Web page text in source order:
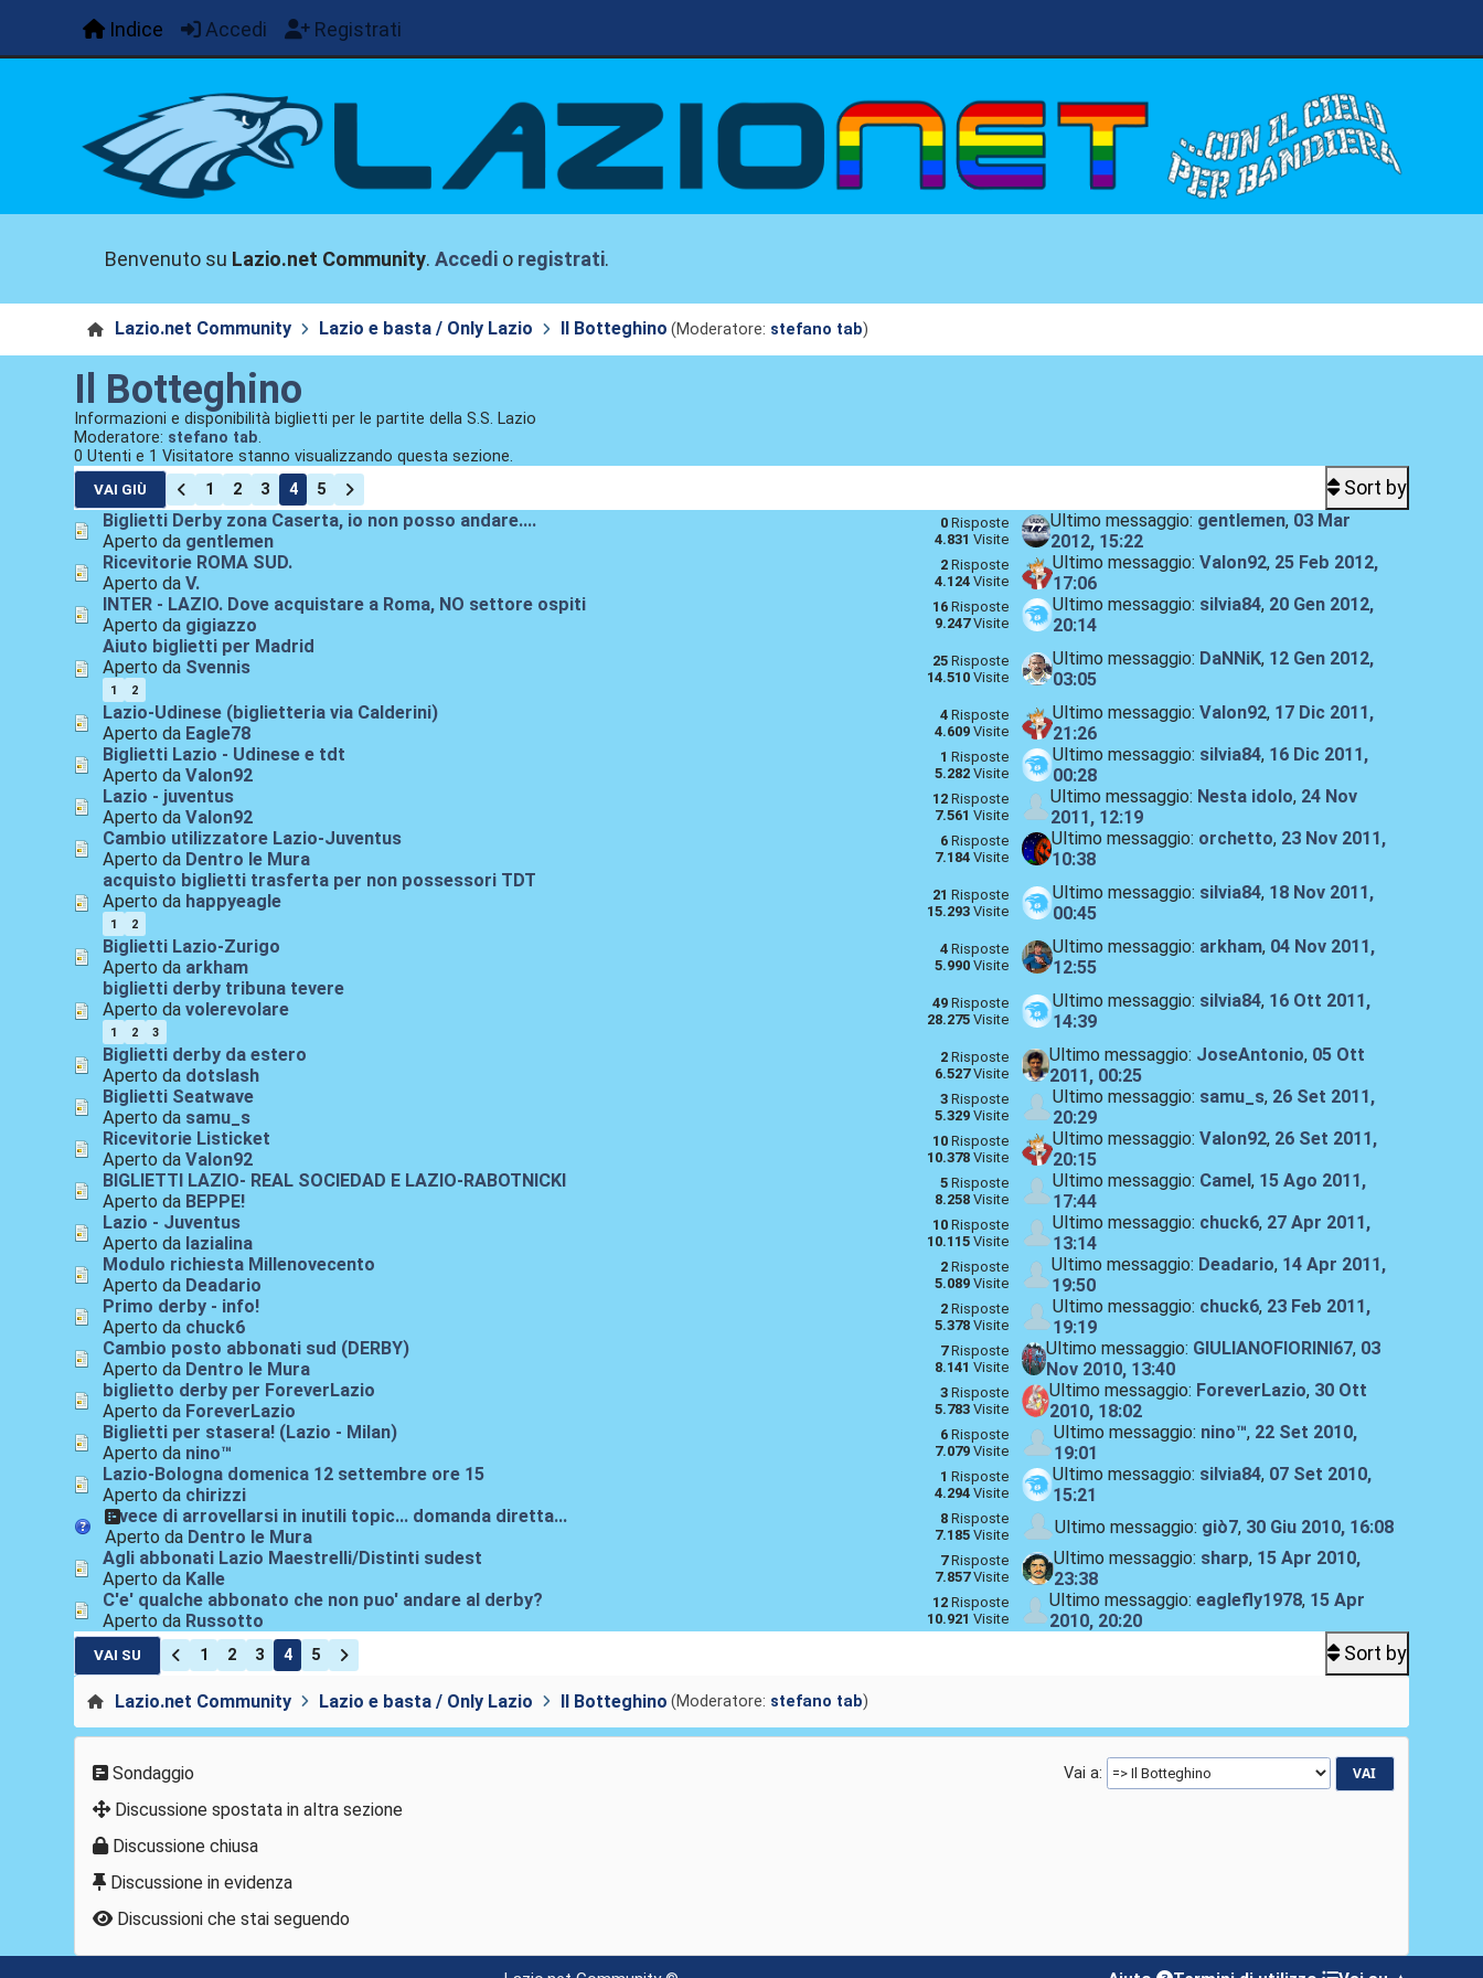
Indice Accedi Registrati
Benvenuto su Lazio.net Community.Accedi o registrati.
Lazio.net Community Lazio e basta / Only Lazio Il Botteghino (Moderatore: stefano tab)
Il Botteghino
Informazioni e disponibilità biglietti per le partite della S.S. Lazio
Moderatore: stefano tab.
0 Utenti e 1 Visitatore stanno visualizzando questa sezione.
VAI GIÙ 1 2 3 4 5 Sort by
Biglietti Derby zona Caserta, io non posso andare....
Aperto da gentlemen
0Risposte
4.831 Visite
Ultimo messaggio: gentlemen, 03 Mar
2012, 15:22
Ricevitorie ROMA SUD.
Aperto daV.
2Risposte
4.124Visite
Ultimo messaggio: Valon92, 25 Feb 2012,
17:06
INTER - LAZIO. Dove acquistare a Roma, NO settore ospiti
Aperto da gigiazzo
16Risposte
9.247Visite
Ultimo messaggio: silvia84, 20 Gen 2012,
20:14
Aiuto biglietti per Madrid
Aperto da Svennis
1 2
25Risposte
14.510Visite
Ultimo messaggio: DaNNiK, 12 Gen 2012,
03:05
Lazio-Udinese (biglietteria via Calderini)
Aperto da Eagle78
4Risposte
4.609Visite
Ultimo messaggio: Valon92, 17 Dic 2011,
21:26
Biglietti Lazio - Udinese e tdt
Aperto daValon92
1 Risposte
5.282Visite
Ultimo messaggio: silvia84, 16 Dic 2011,
00:28
Lazio - juventus
Aperto daValon92
12Risposte
7.561 Visite
Ultimo messaggio: Nesta idolo, 24 Nov
2011, 12:19
Cambio utilizzatore Lazio-Juventus
Aperto da Dentro le Mura
6Risposte
7.184Visite
Ultimo messaggio: orchetto, 23 Nov 2011,
10:38
acquisto biglietti trasferta per non possessori TDT
Aperto da happyeagle
1 2
21 Risposte
15.293Visite
Ultimo messaggio: silvia84, 18 Nov 2011,
00:45
Biglietti Lazio-Zurigo
Aperto da arkham
4Risposte
5.990Visite
Ultimo messaggio: arkham, 04 Nov 2011,
12:55
biglietti derby tribuna tevere
Aperto davolerevolare
1 2 3
49Risposte
28.275Visite
Ultimo messaggio: silvia84, 16 Ott 2011,
14:39
Biglietti derby da estero
Aperto da dotslash
2Risposte
6.527Visite
Ultimo messaggio: JoseAntonio, 05 Ott
2011, 00:25
Biglietti Seatwave
Aperto da samu_s
3Risposte
5.329Visite
Ultimo messaggio: samu_s, 26 Set 2011,
20:29
Ricevitorie Listicket
Aperto daValon92
10Risposte
10.378Visite
Ultimo messaggio: Valon92, 26 Set 2011,
20:15
BIGLIETTI LAZIO- REAL SOCIEDAD E LAZIO-RABOTNICKI
Aperto da BEPPE!
5Risposte
8.258Visite
Ultimo messaggio: Camel, 15 Ago 2011,
17:44
Lazio - Juventus
Aperto da lazialina
10Risposte
10.115Visite
Ultimo messaggio: chuck6, 27 Apr 2011,
13:14
Modulo richiesta Millenovecento
Aperto da Deadario
2Risposte
5.089Visite
Ultimo messaggio: Deadario, 14 Apr 2011,
19:50
Primo derby - info!
Aperto da chuck6
2Risposte
5.378Visite
Ultimo messaggio: chuck6, 23 Feb 2011,
19:19
Cambio posto abbonati sud (DERBY)
Aperto da Dentro le Mura
7Risposte
8.141 Visite
Ultimo messaggio: GIULIANOFIORINI67, 03
Nov 2010, 13:40
biglietto derby per ForeverLazio
Aperto da ForeverLazio
3Risposte
5.783Visite
Ultimo messaggio: ForeverLazio, 30 Ott
2010, 18:02
Biglietti per stasera! (Lazio - Milan)
Aperto da nino™
6Risposte
7.079Visite
Ultimo messaggio: nino™, 22 Set 2010,
19:01
Lazio-Bologna domenica 12 settembre ore 15
Aperto da chirizzi
1 Risposte
4.294Visite
Ultimo messaggio: silvia84, 07 Set 2010,
15:21
Invece di arrovellarsi in inutili topic... domanda diretta...
Aperto da Dentro le Mura
8Risposte
7.185Visite Ultimo messaggio: giò7, 30 Giu 2010, 16:08
Agli abbonati Lazio Maestrelli/Distinti sudest
Aperto da Kalle
7Risposte
7.857Visite
Ultimo messaggio: sharp, 15 Apr 2010,
23:38
C'e' qualche abbonato che non puo' andare al derby?
Aperto da Russotto
12Risposte
10.921 Visite
Ultimo messaggio:eaglefly1978, 15 Apr
2010, 20:20
VAI SU 1 2 3 4 5 Sort by
Lazio.net Community Lazio e basta / Only Lazio Il Botteghino (Moderatore: stefano tab)
Vai a
Sondaggio
Discussione spostata in altra sezione
Discussione chiusa
Discussione in evidenza
Discussioni che stai seguendo